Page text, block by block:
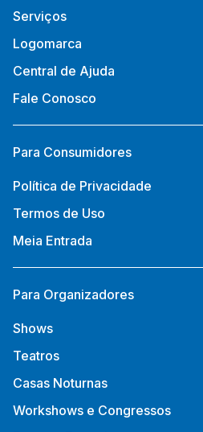
Serviços
Logomarca
Central de Ajuda
Fale Conosco
Para Consumidores
Política de Privacidade
Termos de Uso
Meia Entrada
Para Organizadores
Shows
Teatros
Casas Noturnas
Workshows e Congressos